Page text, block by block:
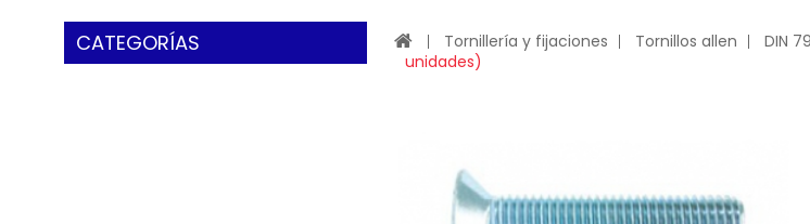
CATEGORÍAS Tornillería y fijaciones Tornillos allen DIN
unidades)